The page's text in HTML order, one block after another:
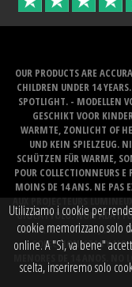
OUR PRODUCTS ARE
CHILDREN UNDER 14
SPOTLIGHT. - MODELLEN
GESCHIKT VOOR
WARMTE, ZONLICHT OF
UND KEIN SPIELZEUG.
SCHÜTZEN FÜR WARME,
POUR COLLECTIONNEURS
MOINS DE 14 ANS. NE PAS
AUX PROJECTEURS
GIOCATTOLO. NON
ESPORRE A CALORE, LUCE
COLECCIONISTAS Y NO
MENORES DE 14 ANOS. NO
Utilizziamo i cookie per
cookie memorizzano solo
online. A "Sì, va bene"
scelta, inseriremo solo